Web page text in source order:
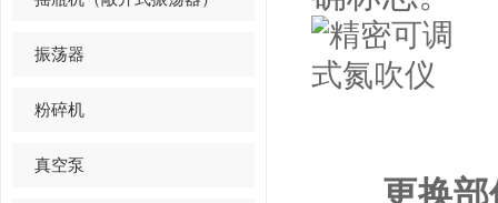
振荡器
粉碎机
真空泵
更换